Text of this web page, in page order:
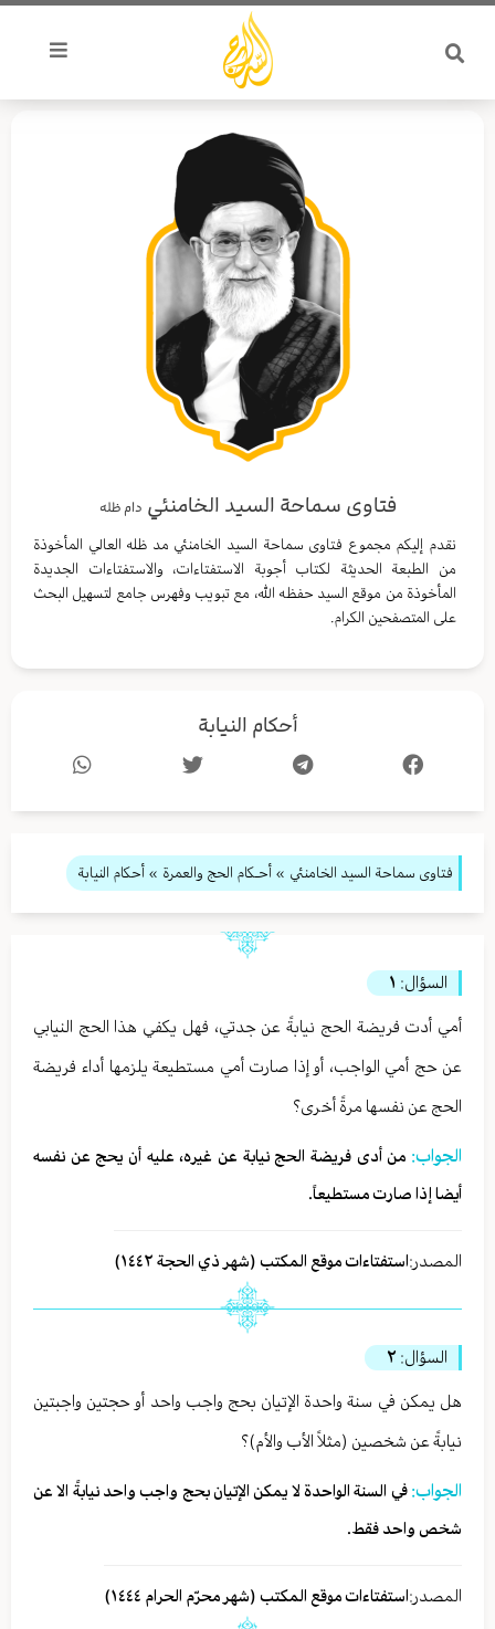
تخطي
المحتوى
فتاوى سماحة السيد الخامنئي دام ظله
نقدم إليكم مجموع فتاوى سماحة السيد الخامنئي مد ظله العالي المأخوذة
من الطبعة الحديثة لكتاب أجوبة الاستفتاءات، والاستفتاءات الجديدة
المأخوذة من موقع السيد حفظه الله، مع تبويب وفهرس جامع لتسهيل البحث
على المتصفحين الكرام.
أحكام النيابة
فتاوى سماحة السيد الخامنئي » أحـكام الحج والعمرة » أحكام النيابة
السؤال: ١
أمي أدت فريضة الحج نيابةً عن جدتي، فهل يكفي هذا الحج النيابي
عن حج أمي الواجب، أو إذا صارت أمي مستطيعة يلزمها أداء فريضة
الحج عن نفسها مرةً أخرى؟
الجواب: من أدى فريضة الحج نيابة عن غيره، عليه أن يحج عن نفسه
أيضا إذا صارت مستطیعاً.
المصدر:استفتاءات موقع المكتب (شهر ذي الحجة ١٤٤٢)
السؤال: ٢
هل يمكن في سنة واحدة الإتيان بحج واجب واحد أو حجتين واجبتين
نيابةً عن شخصين (مثلاً الأب والأم)؟
الجواب:في السنة الواحدة لا يمكن الإتيان بحج واجب واحد نيابةً الا عن
شخص واحد فقط.
المصدر:استفتاءات موقع المكتب (شهر محرّم الحرام ١٤٤٤)